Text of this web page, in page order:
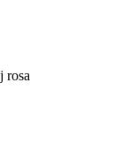
rosa